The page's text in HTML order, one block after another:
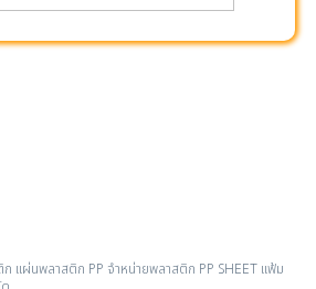
แผ่นพลาสติก PP จำหน่ายพลาสติก PP SHEET แฟ้ม